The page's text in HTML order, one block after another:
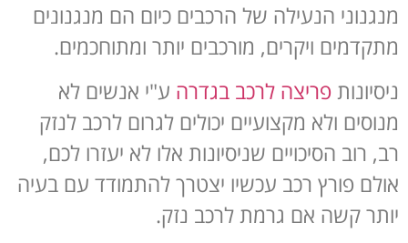
מנגנוני הנעילה של הרכבים כיום הם מנגנונים
מתקדמים ויקרים, מורכבים יותר ומתוחכמים.
ניסיונותפריצה לרכב בגדרה ע"י אנשים לא
מנוסים ולא מקצועיים יכולים לגרום לרכב לנזק
רב, רוב הסיכויים שניסיונות אלו לא יעזרו לכם,
אולם פורץ רכב עכשיו יצטרך להתמודד עם בעיה
יותר קשה אם גרמת לרכב נזק.